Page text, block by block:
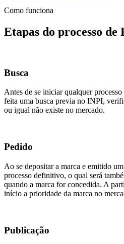
Como funciona
Etapas do processo
Busca
Antes de se iniciar qualquer processo
feita uma busca previa no INPI,
ou igual não existe no mercado.
Pedido
Ao se depositar a marca e emitido
processo definitivo, o qual será
quando a marca for concedida. A
início a prioridade da marca no
Publicação